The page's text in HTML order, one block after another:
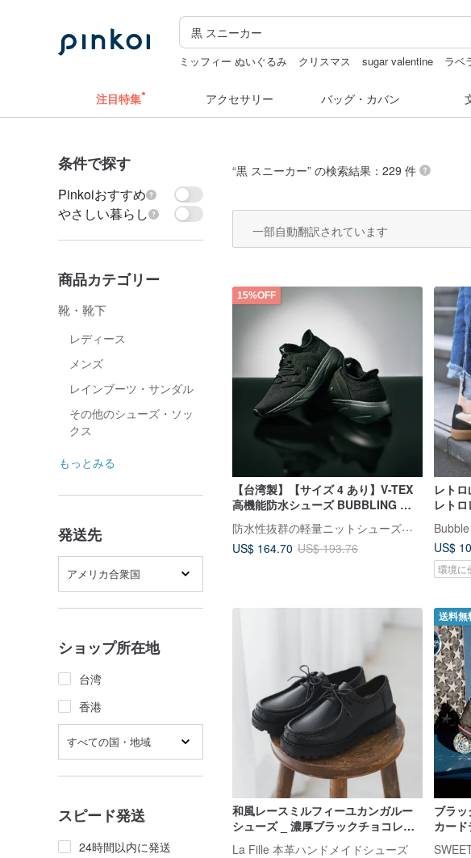
ミッフィー ぬいぐるみ クリスマス sugar valentine
ラベ
注目特集 アクセサリー バッグ・カバン
条件で探す
Pinkoiおすすめ
やさしい暮らし
商品カテゴリー
靴・靴下
レディース
メンズ
レインブーツ・サンダル
その他のシューズ・ソッ
クス
もっとみる
発送先
アメリカ合衆国
ショップ所在地
台湾
香港
すべての国・地域
スピード発送
24時間以内に発送
“黒 スニーカー” の検索結果：229 件
一部自動翻訳されています
15%OFF
【台湾製】【サイズ 4 あり】V-TEX
高機能防水シューズ BUBBLING ブ
ラック/ブラックホワイト
防水性抜群の軽量ニットシューズ「V-TEX」
US$ 164.70 US$ 193.76
レト
レト
US$
環境に
和風レースミルフィーユカンガルー
シューズ _ 濃厚ブラックチョコレー
La Fille 本革ハンドメイドシューズ
送料無
ブラ
カー